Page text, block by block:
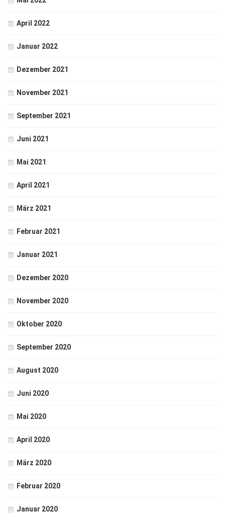
April 2022
Januar 2022
Dezember 2021
November 2021
September 2021
Juni 2021
Mai 2021
April 2021
März 2021
Februar 2021
Januar 2021
Dezember 2020
November 2020
Oktober 2020
September 2020
August 2020
Juni 2020
Mai 2020
April 2020
März 2020
Februar 2020
Januar 2020